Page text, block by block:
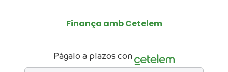
Finança amb Cetelem
Págalo a plazos con